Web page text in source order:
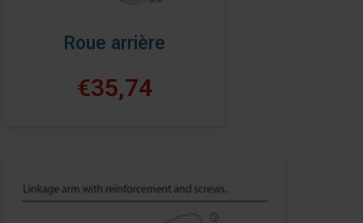
Roue arrière
€35,74